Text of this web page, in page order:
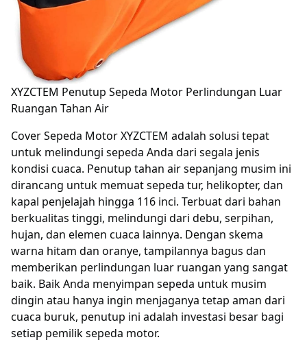
XYZCTEM Penutup Sepeda Motor Perlindungan Luar
Ruangan Tahan Air
Cover Sepeda Motor XYZCTEM adalah solusi tepat
untuk melindungi sepeda Anda dari segala jenis
kondisi cuaca. Penutup tahan air sepanjang musim ini
dirancang untuk memuat sepeda tur, helikopter, dan
kapal penjelajah hingga 116 inci. Terbuat dari bahan
berkualitas tinggi, melindungi dari debu, serpihan,
hujan, dan elemen cuaca lainnya. Dengan skema
warna hitam dan oranye, tampilannya bagus dan
memberikan perlindungan luar ruangan yang sangat
baik. Baik Anda menyimpan sepeda untuk musim
dingin atau hanya ingin menjaganya tetap aman dari
cuaca buruk, penutup ini adalah investasi besar bagi
setiap pemilik sepeda motor.